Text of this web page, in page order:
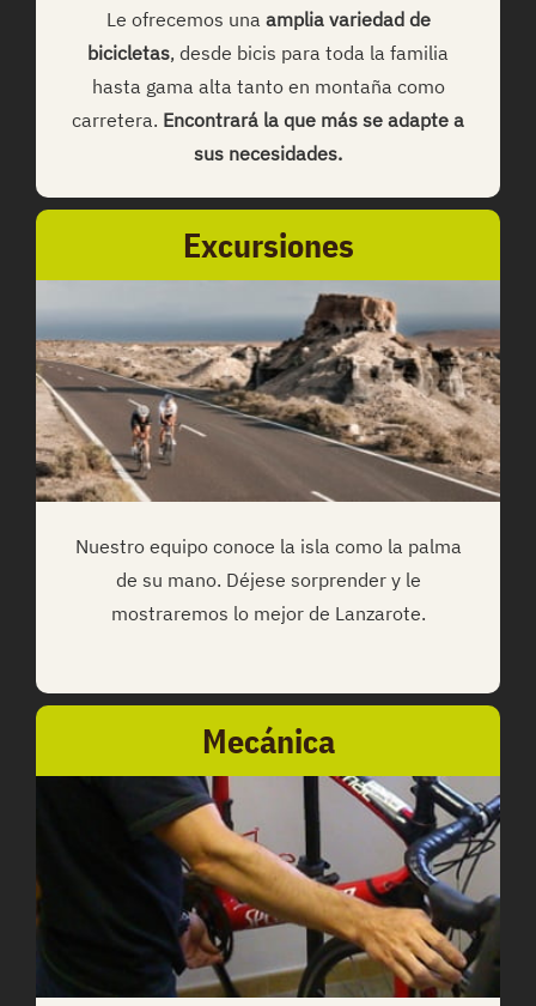
Le ofrecemos una amplia variedad de
bicicletas, desde bicis para toda la familia
hasta gama alta tanto en montaña como
carretera. Encontrará la que más se adapte a
sus necesidades.
Excursiones
Nuestro equipo conoce la isla como la palma
de su mano. Déjese sorprender y le
mostraremos lo mejor de Lanzarote.
Mecánica